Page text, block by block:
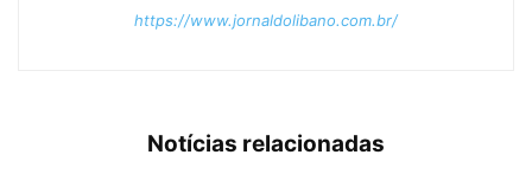
https://www.jornaldolibano.com.br/
Notícias relacionadas